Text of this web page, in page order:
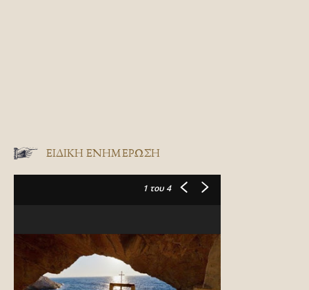
ΕΙΔΙΚΉ ΕΝΗΜΈΡΩΣΗ
1 του 4